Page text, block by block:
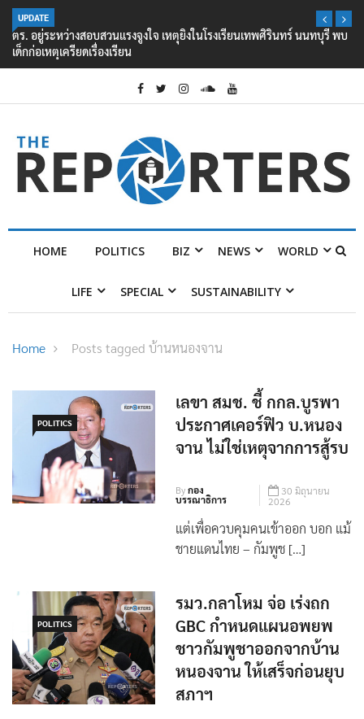
UPDATE
ตร. อยู่ระหว่างสอบสวนแรงจูงใจ เหตุยิงในโรงเรียนเทพศิรินทร์ นนทบุรี พบ
เด็กก่อเหตุเครียดเรื่องเรียน
HOME POLITICS BIZ NEWS WORLD
LIFE SPECIAL SUSTAINABILITY
Home Posts tagged บ้านหนองจาน
POLITICS
เลขา สมช. ชี้ กกล.บูรพา
ประกาศเคอร์ฟิว บ.หนอง
จาน ไม่ใช่เหตุจากการสู้รบ
Byกอง
บรรณาธิการ
30 มิถุนายน
2026
แต่เพื่อควบคุมคนเข้าออก บอก แม้
ชายแดนไทย – กัมพูช […]
POLITICS
รมว.กลาโหม จ่อ เร่งถก
GBC กำหนดแผนอพยพ
ชาวกัมพูชาออกจากบ้าน
หนองจาน ให้เสร็จก่อนยุบ
สภาฯ